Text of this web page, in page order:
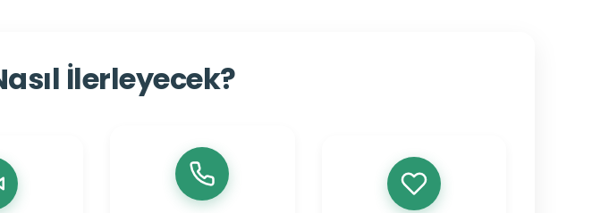
İlerleyecek?